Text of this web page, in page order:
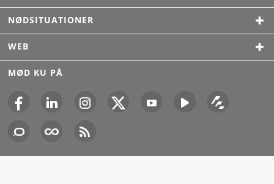
NØDSITUATIONER
WEB
MØD KU PÅ